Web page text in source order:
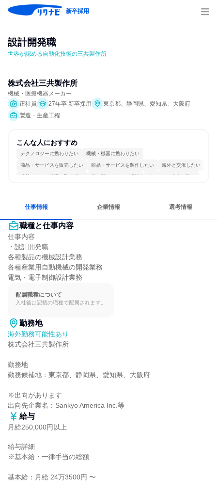
新卒採用
設計開発職
世界が認める自動化技術の三共製作所
株式会社三共製作所
機械・医療機器メーカー
正社員
27年卒 新卒採用
東京都、静岡県、愛知県、大阪府
製造・生産工程
こんな人におすすめ
テクノロジーに携わりたい 機械・機器に携わりたい
商品・サービスを販売したい 商品・サービスを製作したい 海外と交流したい
情熱を持って仕事に取り組む 常に新しいものに挑戦 グローバル志向が強い
仕事情報 企業情報 選考情報
職種と仕事内容
仕事内容
・設計開発職
各種製品の機械設計業務
各種産業用自動機械の開発業務
電気・電子制御設計業務
配属職種について
入社後は記載の職種で配属されます。
勤務地
海外勤務可能性あり
株式会社三共製作所
勤務地
勤務候補地：東京都、静岡県、愛知県、大阪府
※出向があります
出向先企業名：Sankyo America Inc.等
給与
月給250,000円以上
給与詳細
※基本給・一律手当の総額
基本給：月給 24万3500円 〜